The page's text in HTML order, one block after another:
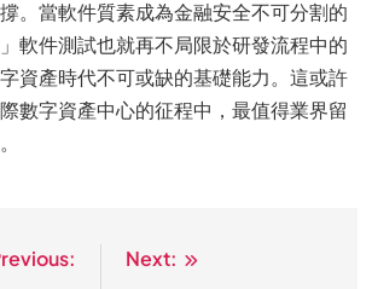
。當軟件質素成為金融安全不可分割的
軟件測試也就再不局限於研發流程中的
資產時代不可或缺的基礎能力。這或許
數字資產中心的征程中，最值得業界留
Next: